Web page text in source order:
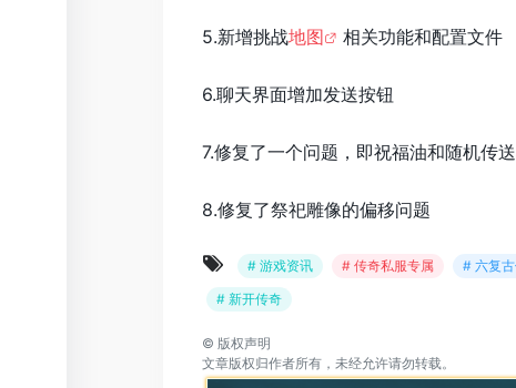
5.新增挑战地图 相关功能和配置文件
6.聊天界面增加发送按钮
7.修复了一个问题，即祝福油和随机传
8.修复了祭祀雕像的偏移问题
# 游戏资讯 # 传奇私服专属 # 六复
# 新开传奇
© 版权声明
文章版权归作者所有，未经允许请勿转载。